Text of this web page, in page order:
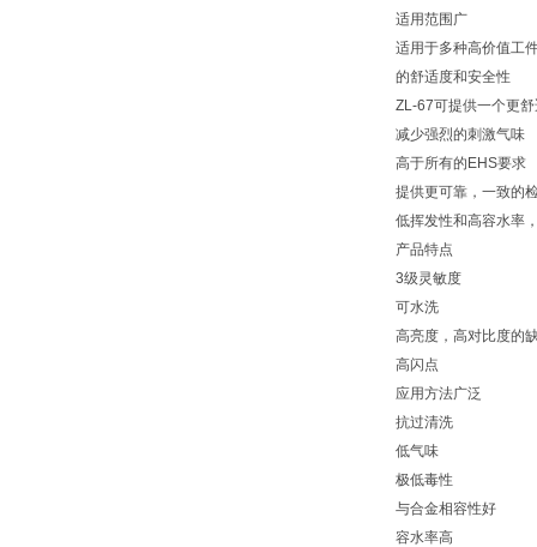
适用范围广
适用于多种高价值工
的舒适度和安全性
ZL-67可提供一个更
减少强烈的刺激气味
高于所有的EHS要求
提供更可靠，一致的
低挥发性和高容水率
产品特点
3级灵敏度
可水洗
高亮度，高对比度的
高闪点
应用方法广泛
抗过清洗
低气味
极低毒性
与合金相容性好
容水率高